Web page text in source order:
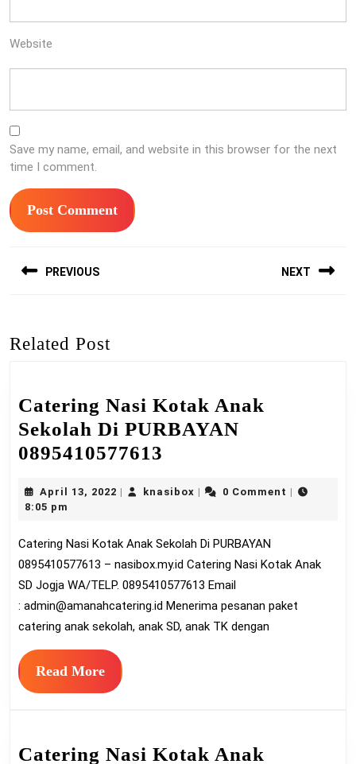
Website
Save my name, email, and website in this browser for the next
time I comment.
navigation
PREVIOUS NEXT
Related Post
Catering Nasi Kotak Anak
Sekolah Di PURBAYAN
0895410577613
Kotak
Sekolah
Di
PURBAYAN
0895410577613
April 13, 2022 Aprilknasiboxknasibox0 Comment
8:05 pm
Catering Nasi Kotak Anak Sekolah Di PURBAYAN
0895410577613 – nasibox.my.id Catering Nasi Kotak Anak
SD Jogja WA/TELP. 0895410577613 Email
: admin@amanahcatering.id Menerima pesanan paket
catering anak sekolah, anak SD, anak TK dengan
Read MoreRead
More
Catering Nasi Kotak Anak